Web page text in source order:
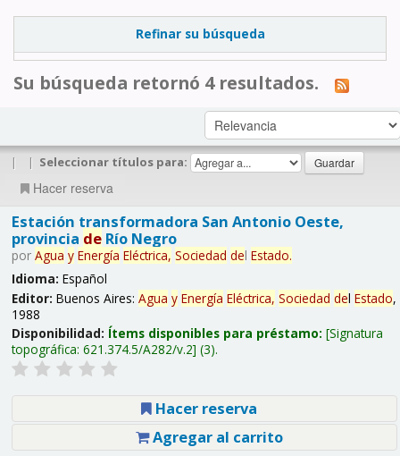
Refinar su búsqueda
Su búsqueda retornó 4 resultados.
| | Seleccionar títulos para:
Hacer reserva
Estación transformadora San Antonio Oeste,
provincia deRío Negro
por Agua y Energía Eléctrica, Sociedad del Estado.
Idioma: Español
Editor: Buenos Aires: Agua y Energía Eléctrica, Sociedad del Estado,
1988
Disponibilidad: Ítems disponibles para préstamo: Signatura
topográfica: 621.374.5/A282/v.2 (3).
Hacer reserva
Agregar al carrito